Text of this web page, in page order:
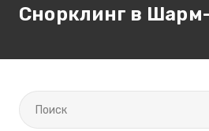
Снорклинг в